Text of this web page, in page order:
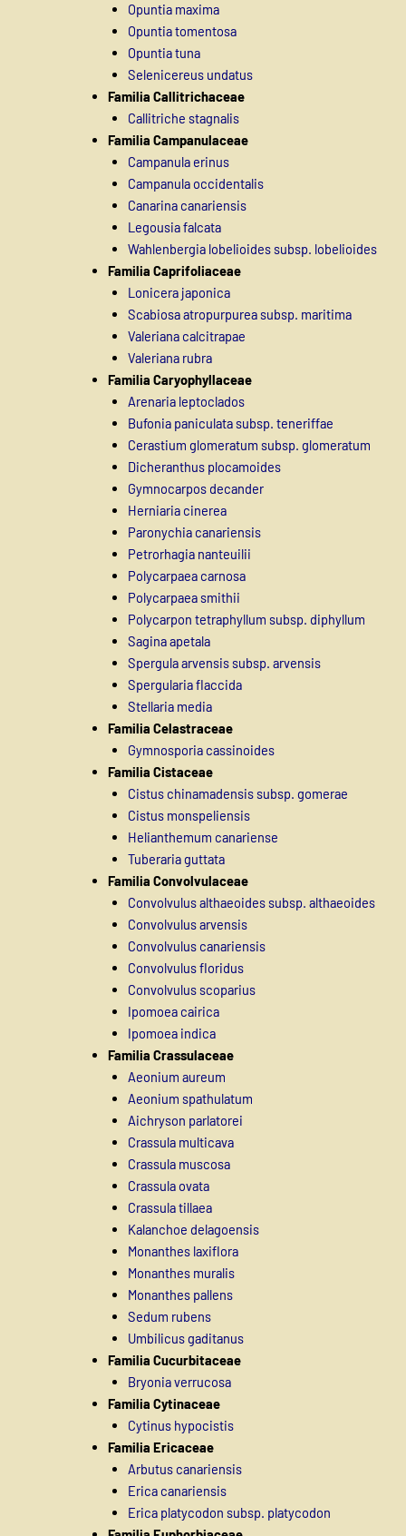
Opuntia maxima
Opuntia tomentosa
Opuntia tuna
Selenicereus undatus
Familia Callitrichaceae
Callitriche stagnalis
Familia Campanulaceae
Campanula erinus
Campanula occidentalis
Canarina canariensis
Legousia falcata
Wahlenbergia lobelioides subsp. lobelioides
Familia Caprifoliaceae
Lonicera japonica
Scabiosa atropurpurea subsp. maritima
Valeriana calcitrapae
Valeriana rubra
Familia Caryophyllaceae
Arenaria leptoclados
Bufonia paniculata subsp. teneriffae
Cerastium glomeratum subsp. glomeratum
Dicheranthus plocamoides
Gymnocarpos decander
Herniaria cinerea
Paronychia canariensis
Petrorhagia nanteuilii
Polycarpaea carnosa
Polycarpaea smithii
Polycarpon tetraphyllum subsp. diphyllum
Sagina apetala
Spergula arvensis subsp. arvensis
Spergularia flaccida
Stellaria media
Familia Celastraceae
Gymnosporia cassinoides
Familia Cistaceae
Cistus chinamadensis subsp. gomerae
Cistus monspeliensis
Helianthemum canariense
Tuberaria guttata
Familia Convolvulaceae
Convolvulus althaeoides subsp. althaeoides
Convolvulus arvensis
Convolvulus canariensis
Convolvulus floridus
Convolvulus scoparius
Ipomoea cairica
Ipomoea indica
Familia Crassulaceae
Aeonium aureum
Aeonium spathulatum
Aichryson parlatorei
Crassula multicava
Crassula muscosa
Crassula ovata
Crassula tillaea
Kalanchoe delagoensis
Monanthes laxiflora
Monanthes muralis
Monanthes pallens
Sedum rubens
Umbilicus gaditanus
Familia Cucurbitaceae
Bryonia verrucosa
Familia Cytinaceae
Cytinus hypocistis
Familia Ericaceae
Arbutus canariensis
Erica canariensis
Erica platycodon subsp. platycodon